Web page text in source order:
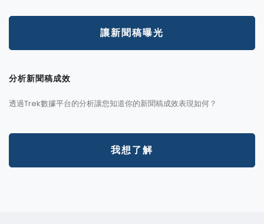
讓新聞稿曝光
分析新聞稿成效
透過Trek數據平台的分析讓您知道你的新聞稿成效表現如何？
我想了解